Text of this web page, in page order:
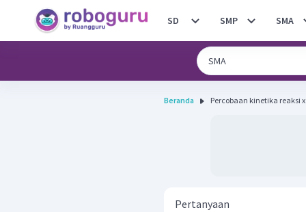
SD SMP SMA
Beranda Percobaan kinetika reaksi
Pertanyaan